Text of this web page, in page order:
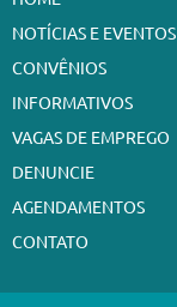
NOTÍCIAS E EVENTOS
CONVÊNIOS
INFORMATIVOS
VAGAS DE EMPREGO
DENUNCIE
AGENDAMENTOS
CONTATO